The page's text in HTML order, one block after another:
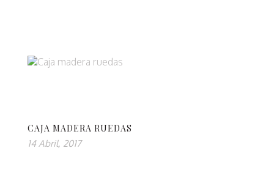
CAJA MADERA RUEDAS
14 Abril, 2017